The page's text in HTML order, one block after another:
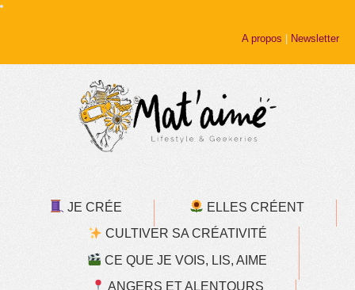
A propos | Newsletter
JE CRÉE
ELLES CRÉENT
CULTIVER SA CRÉATIVITÉ
CE QUE JE VOIS, LIS, AIME
ANGERS ET ALENTOURS